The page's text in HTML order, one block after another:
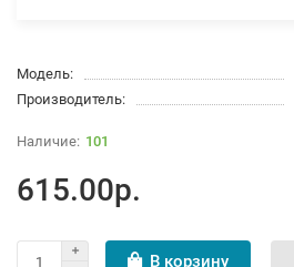
Модель:
Производитель:
101
615.00р.
В корзину